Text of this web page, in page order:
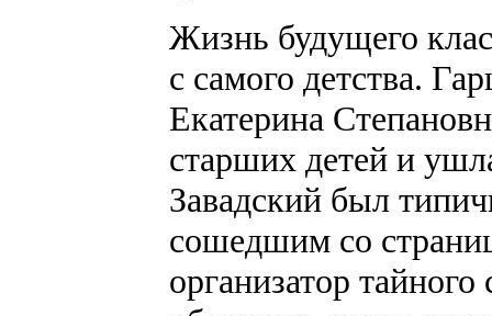
Жизнь будущего
с самого детства.
Екатерина
старших детей и
Завадский был
сошедшим со
организатор тайного